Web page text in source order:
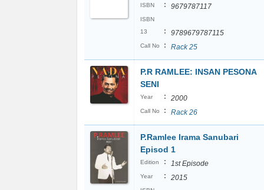
ISBN : 9679787117
ISBN
13
: 9789679787115
Call No : Rack 25
P.R RAMLEE: INSAN PESONA
SENI
Year : 2000
Call No : Rack 26
P.Ramlee Irama Sanubari
Episod 1
Edition : 1st Episode
Year : 2015